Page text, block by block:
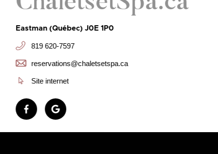
Eastman (Québec) J0E 1P0
819 620-7597
reservations@chaletsetspa.ca
Site internet